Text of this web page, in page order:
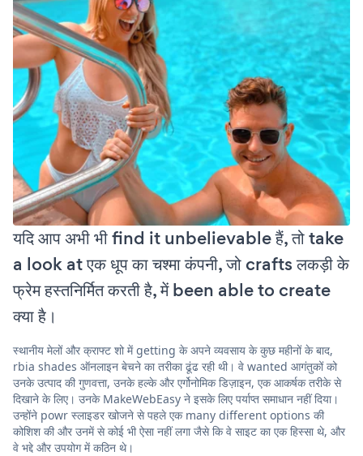
यदि आप अभी भी find it unbelievable हैं, तो take
a look at एक धूप का चश्मा कंपनी, जो crafts लकड़ी के
फ्रेम हस्तनिर्मित करती है, में been able to create
क्या है।
स्थानीय मेलों और क्राफ्ट शो में getting के अपने व्यवसाय के कुछ महीनों के बाद,
rbia shades ऑनलाइन बेचने का तरीका ढूंढ रही थी। वे wanted आगंतुकों को
उनके उत्पाद की गुणवत्ता, उनके हल्के और एर्गोनोमिक डिज़ाइन, एक आकर्षक तरीके से
दिखाने के लिए। उनके MakeWebEasy ने इसके लिए पर्याप्त समाधान नहीं दिया।
उन्होंने powr स्लाइडर खोजने से पहले एक many different options की
कोशिश की और उनमें से कोई भी ऐसा नहीं लगा जैसे कि वे साइट का एक हिस्सा थे, और
वे भद्दे और उपयोग में कठिन थे।